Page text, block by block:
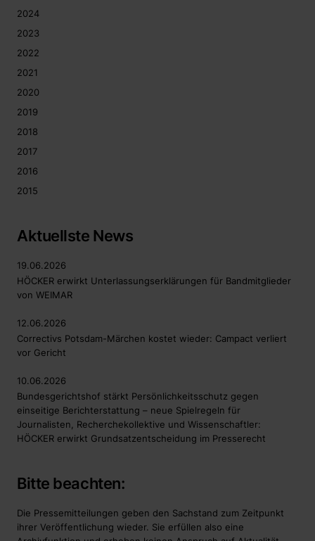
2024
2023
2022
2021
2020
2019
2018
2017
2016
2015
Aktuellste News
19.06.2026
HÖCKER erwirkt Unterlassungserklärungen für Bandmitglieder
von WEIMAR
12.06.2026
Correctivs Potsdam-Märchen kostet wieder: Campact verliert
vor Gericht
10.06.2026
Bundesgerichtshof stärkt Persönlichkeitsschutz gegen
einseitige Berichterstattung – neue Spielregeln für
Journalisten, Recherchekollektive und Wissenschaftler:
HÖCKER erwirkt Grundsatzentscheidung im Presserecht
Bitte beachten:
Die Pressemitteilungen geben den Sachstand zum Zeitpunkt
ihrer Veröffentlichung wieder. Sie erfüllen also eine